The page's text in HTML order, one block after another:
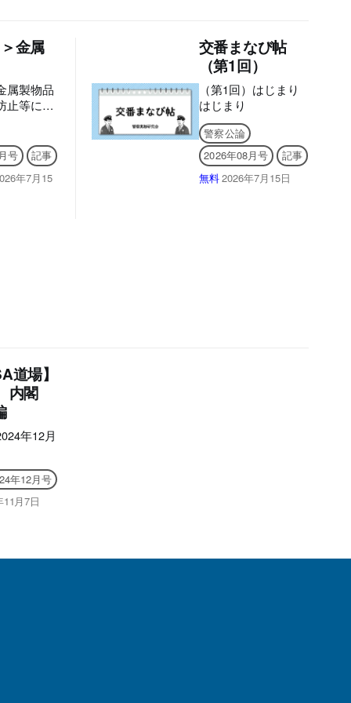
金属
属製物品
止等に関
号
記事
年7月15
交番まなび帖
（第1回）
（第1回）はじまり
はじまり
警察公論
2026年08月号
記事
無料 2026年7月15日
道場】
内閣
年12月
年12月号
月7日